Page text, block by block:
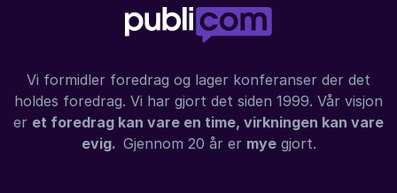
Vi formidler foredrag og lager konferanser der det
holdes foredrag. Vi har gjort det siden 1999. Vår visjon
er et foredrag kan vare en time, virkningen kan vare
evig. Gjennom 20 år er myegjort.